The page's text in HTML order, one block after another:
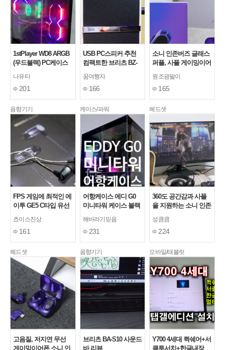
1stPlayer WD8 ARGB
(우드블랙) PC케이스
나유타
201
USB PC스피커 추천
컴팩트한 브리츠 BZ-
꿈여행자
166
소니 인존버즈 글래스
퍼플, 사플 게이밍이어
원조광팔이
165
음향기기
FPS 게임에 최적인 에
이투 GE5 C타입 유선
쵸이스진상
161
케이스/파워
어항케이스 에디 G0
미니타워 케이스 블랙
해바라기믿음
231
헤드셋
360도 공간감과 사플
을 지원하는 소니 인존
추천!!
성큼큼
224
헤드셋
고음질, 저지연 무선
게이밍이어폰 소니 인
음향기기
브리츠 BA-S10 사운드
바 리뷰
모바일/태블릿
Y700 4세대 퀵쉐어+서
클투서치+한글내장